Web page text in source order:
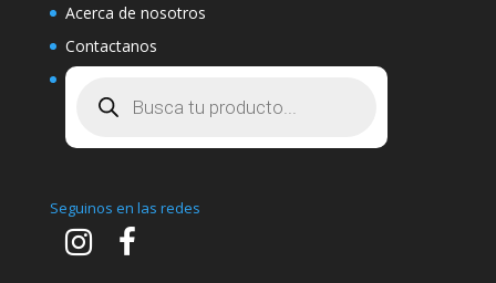
Acerca de nosotros
Contactanos
Seguinos en las redes